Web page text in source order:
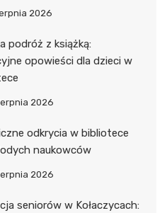
2026
podróż z książką:
opowieści dla dzieci w
2026
odkrycia w bibliotece
naukowców
2026
seniorów w Kołaczycach: